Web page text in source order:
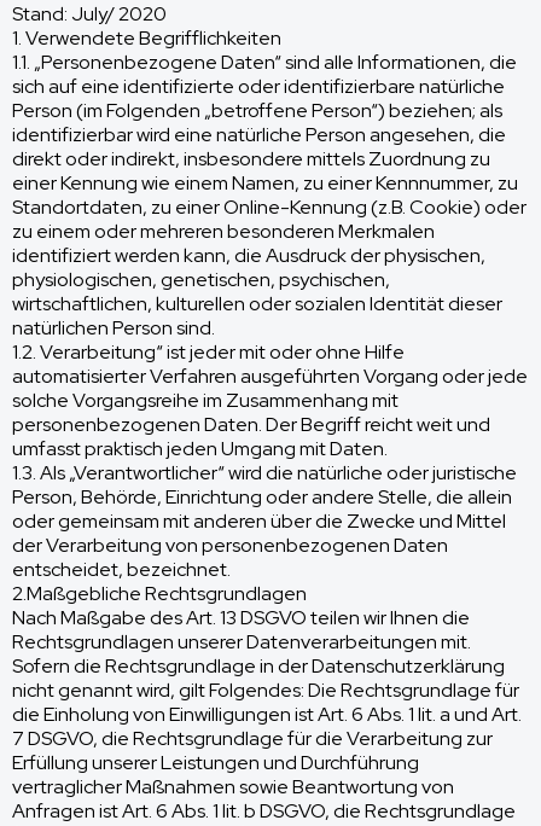
Stand: July/ 2020
1. Verwendete Begrifflichkeiten
1.1. „Personenbezogene Daten“ sind alle Informationen, die
sich auf eine identifizierte oder identifizierbare natürliche
Person (im Folgenden „betroffene Person“) beziehen; als
identifizierbar wird eine natürliche Person angesehen, die
direkt oder indirekt, insbesondere mittels Zuordnung zu
einer Kennung wie einem Namen, zu einer Kennnummer, zu
Standortdaten, zu einer Online-Kennung (z.B. Cookie) oder
zu einem oder mehreren besonderen Merkmalen
identifiziert werden kann, die Ausdruck der physischen,
physiologischen, genetischen, psychischen,
wirtschaftlichen, kulturellen oder sozialen Identität dieser
natürlichen Person sind.
1.2. Verarbeitung“ ist jeder mit oder ohne Hilfe
automatisierter Verfahren ausgeführten Vorgang oder jede
solche Vorgangsreihe im Zusammenhang mit
personenbezogenen Daten. Der Begriff reicht weit und
umfasst praktisch jeden Umgang mit Daten.
1.3. Als „Verantwortlicher“ wird die natürliche oder juristische
Person, Behörde, Einrichtung oder andere Stelle, die allein
oder gemeinsam mit anderen über die Zwecke und Mittel
der Verarbeitung von personenbezogenen Daten
entscheidet, bezeichnet.
2.Maßgebliche Rechtsgrundlagen
Nach Maßgabe des Art. 13 DSGVO teilen wir Ihnen die
Rechtsgrundlagen unserer Datenverarbeitungen mit.
Sofern die Rechtsgrundlage in der Datenschutzerklärung
nicht genannt wird, gilt Folgendes: Die Rechtsgrundlage für
die Einholung von Einwilligungen ist Art. 6 Abs. 1 lit. a und Art.
7 DSGVO, die Rechtsgrundlage für die Verarbeitung zur
Erfüllung unserer Leistungen und Durchführung
vertraglicher Maßnahmen sowie Beantwortung von
Anfragen ist Art. 6 Abs. 1 lit. b DSGVO, die Rechtsgrundlage